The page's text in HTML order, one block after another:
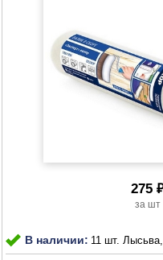
275
В наличии: 11 шт.